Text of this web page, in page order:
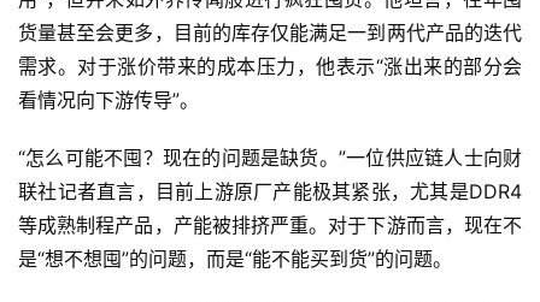
货量甚至会更多，目前的库存仅能满足一到两代产品的迭代
需求。对于涨价带来的成本压力，他表示“涨出来的部分会
看情况向下游传导”。
“怎么可能不囤？现在的问题是缺货。”一位供应链人士向财
联社记者直言，目前上游原厂产能极其紧张，尤其是DDR4
等成熟制程产品，产能被排挤严重。对于下游而言，现在不
是“想不想囤”的问题，而是“能不能买到货”的问题。